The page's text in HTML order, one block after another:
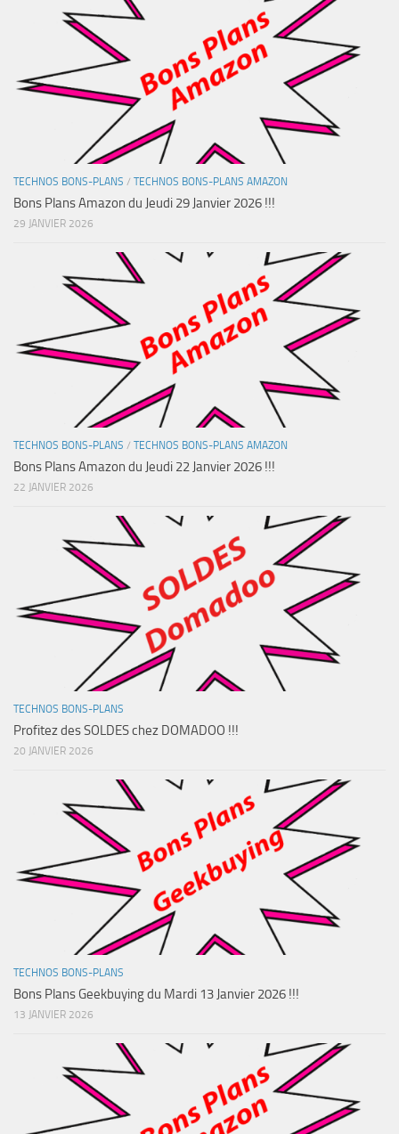
TECHNOS BONS-PLANS / TECHNOS BONS-PLANS AMAZON
Bons Plans Amazon du Jeudi 29 Janvier 2026 !!!
29 JANVIER 2026
TECHNOS BONS-PLANS / TECHNOS BONS-PLANS AMAZON
Bons Plans Amazon du Jeudi 22 Janvier 2026 !!!
22 JANVIER 2026
TECHNOS BONS-PLANS
Profitez des SOLDES chez DOMADOO !!!
20 JANVIER 2026
TECHNOS BONS-PLANS
Bons Plans Geekbuying du Mardi 13 Janvier 2026 !!!
13 JANVIER 2026